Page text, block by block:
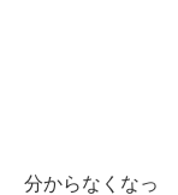
分からなくなっ